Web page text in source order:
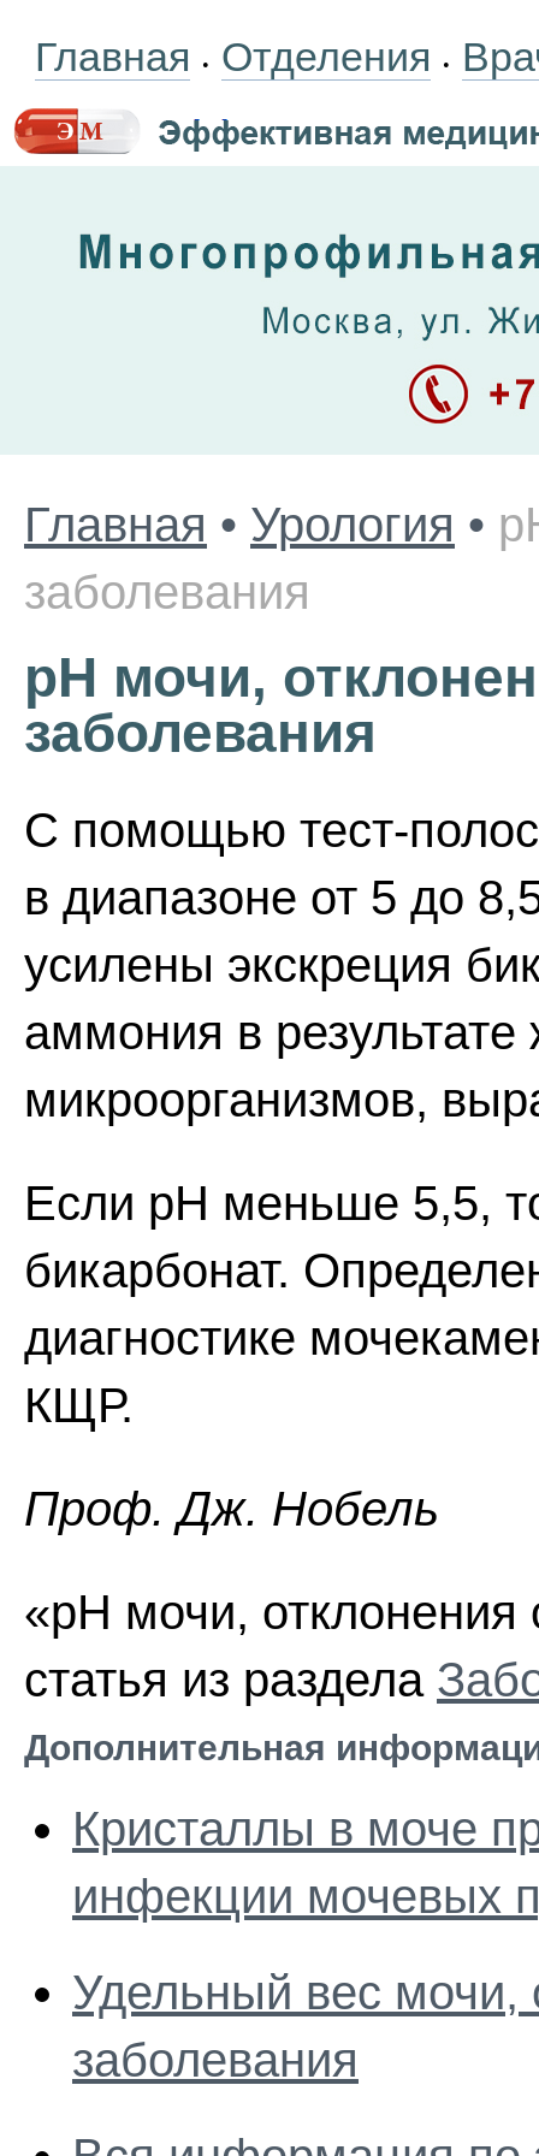
Главная • Отделения •
Главная • Урология •
заболевания
рН мочи,
заболевания
С помощью тест-
в диапазоне от 5 до
усилены экскреция
аммония в результате
микроорганизмов,
Если рН меньше 5,5,
бикарбонат.
диагностике
КЩР.
Проф. Дж. Нобель
«рН мочи,
статья из раздела
Дополнительная
Кристаллы в моче
инфекции мочевых
Удельный вес мочи,
заболевания